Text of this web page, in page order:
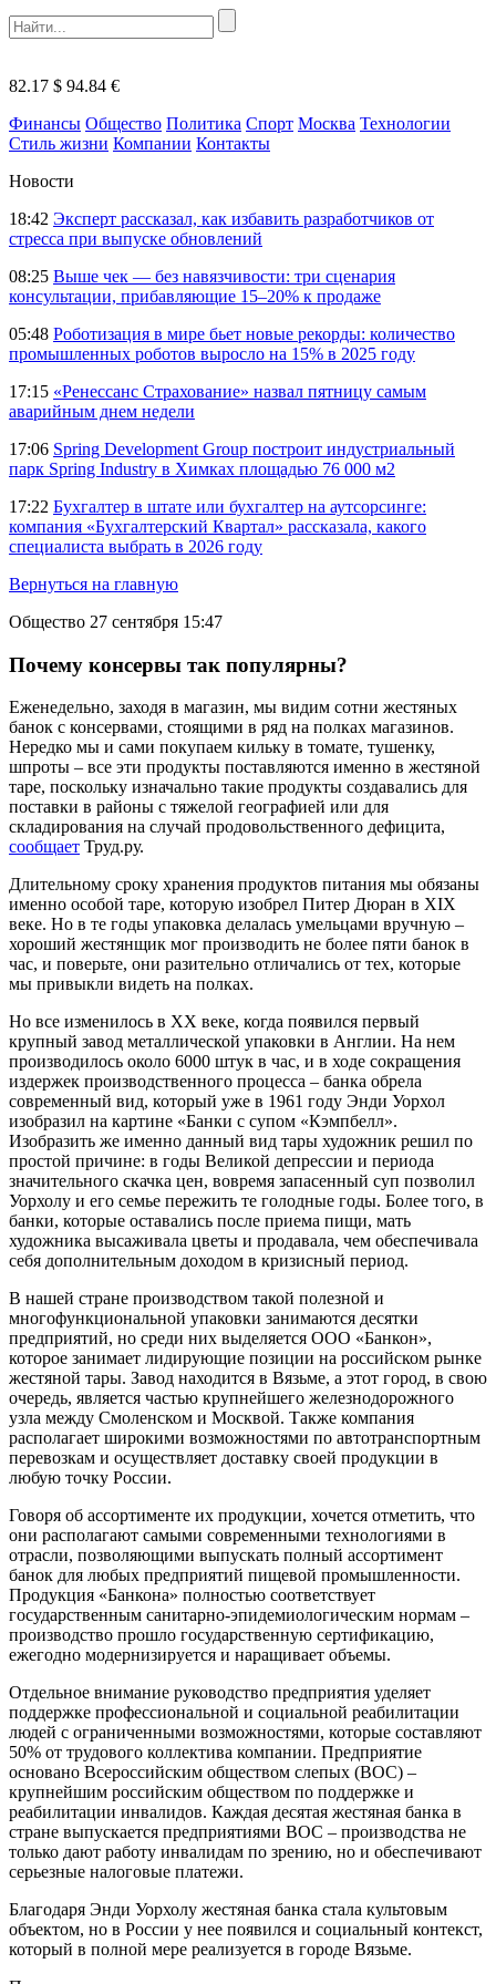
82.17 $ 94.84 €
Финансы Общество Политика Спорт Москва Технологии
Стиль жизни Компании Контакты
Новости
18:42 Эксперт рассказал, как избавить разработчиков от
стресса при выпуске обновлений
08:25 Выше чек — без навязчивости: три сценария
консультации, прибавляющие 15–20% к продаже
05:48 Роботизация в мире бьет новые рекорды: количество
промышленных роботов выросло на 15% в 2025 году
17:15 «Ренессанс Страхование» назвал пятницу самым
аварийным днем недели
17:06 Spring Development Group построит индустриальный
парк Spring Industry в Химках площадью 76 000 м2
17:22 Бухгалтер в штате или бухгалтер на аутсорсинге:
компания «Бухгалтерский Квартал» рассказала, какого
специалиста выбрать в 2026 году
Вернуться на главную
Общество 27 сентября 15:47
Почему консервы так популярны?
Еженедельно, заходя в магазин, мы видим сотни жестяных
банок с консервами, стоящими в ряд на полках магазинов.
Нередко мы и сами покупаем кильку в томате, тушенку,
шпроты – все эти продукты поставляются именно в жестяной
таре, поскольку изначально такие продукты создавались для
поставки в районы с тяжелой географией или для
складирования на случай продовольственного дефицита,
сообщает Труд.ру.
Длительному сроку хранения продуктов питания мы обязаны
именно особой таре, которую изобрел Питер Дюран в XIX
веке. Но в те годы упаковка делалась умельцами вручную –
хороший жестянщик мог производить не более пяти банок в
час, и поверьте, они разительно отличались от тех, которые
мы привыкли видеть на полках.
Но все изменилось в ХХ веке, когда появился первый
крупный завод металлической упаковки в Англии. На нем
производилось около 6000 штук в час, и в ходе сокращения
издержек производственного процесса – банка обрела
современный вид, который уже в 1961 году Энди Уорхол
изобразил на картине «Банки с супом «Кэмпбелл».
Изобразить же именно данный вид тары художник решил по
простой причине: в годы Великой депрессии и периода
значительного скачка цен, вовремя запасенный суп позволил
Уорхолу и его семье пережить те голодные годы. Более того, в
банки, которые оставались после приема пищи, мать
художника высаживала цветы и продавала, чем обеспечивала
себя дополнительным доходом в кризисный период.
В нашей стране производством такой полезной и
многофункциональной упаковки занимаются десятки
предприятий, но среди них выделяется ООО «Банкон»,
которое занимает лидирующие позиции на российском рынке
жестяной тары. Завод находится в Вязьме, а этот город, в свою
очередь, является частью крупнейшего железнодорожного
узла между Смоленском и Москвой. Также компания
располагает широкими возможностями по автотранспортным
перевозкам и осуществляет доставку своей продукции в
любую точку России.
Говоря об ассортименте их продукции, хочется отметить, что
они располагают самыми современными технологиями в
отрасли, позволяющими выпускать полный ассортимент
банок для любых предприятий пищевой промышленности.
Продукция «Банкона» полностью соответствует
государственным санитарно-эпидемиологическим нормам –
производство прошло государственную сертификацию,
ежегодно модернизируется и наращивает объемы.
Отдельное внимание руководство предприятия уделяет
поддержке профессиональной и социальной реабилитации
людей с ограниченными возможностями, которые составляют
50% от трудового коллектива компании. Предприятие
основано Всероссийским обществом слепых (ВОС) –
крупнейшим российским обществом по поддержке и
реабилитации инвалидов. Каждая десятая жестяная банка в
стране выпускается предприятиями ВОС – производства не
только дают работу инвалидам по зрению, но и обеспечивают
серьезные налоговые платежи.
Благодаря Энди Уорхолу жестяная банка стала культовым
объектом, но в России у нее появился и социальный контекст,
который в полной мере реализуется в городе Вязьме.